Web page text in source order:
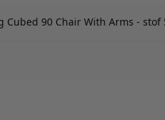
Cubed 90 Chair With Arms - stof
Cubed